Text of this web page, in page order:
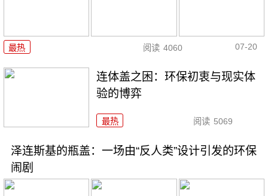
最热 阅读 4060 07-20
连体盖之困：环保初衷与现实体
验的博弈
最热 阅读 5069
泽连斯基的瓶盖：一场由“反人类”设计引发的环保
闹剧